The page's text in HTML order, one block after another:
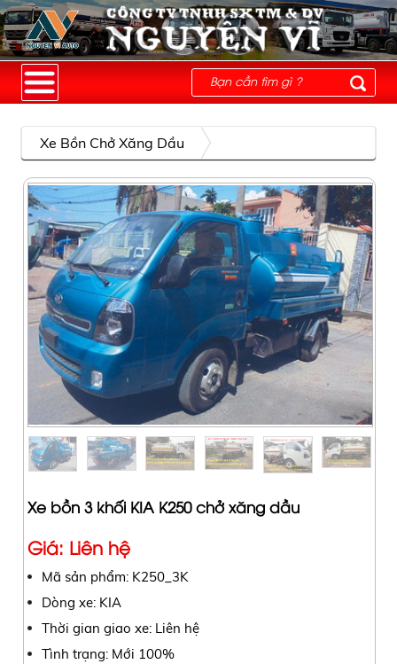
Xe Bồn Chở Xăng Dầu
Xe bồn 3 khối KIA K250 chở xăng dầu
Giá: Liên hệ
Mã sản phẩm: K250_3K
Dòng xe: KIA
Thời gian giao xe: Liên hệ
Tình trạng: Mới 100%